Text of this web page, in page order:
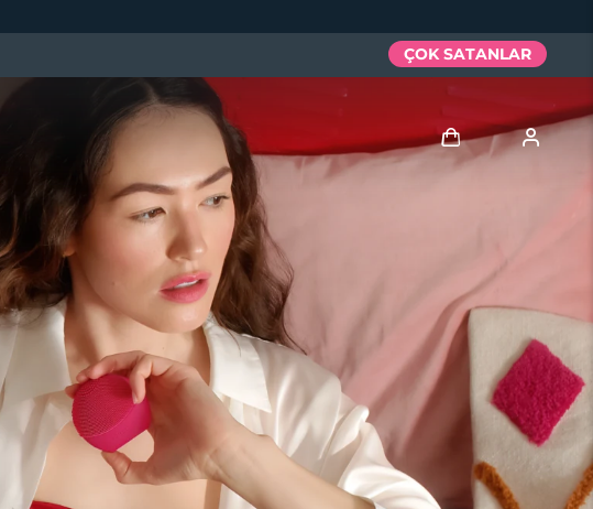
ÇOK SATANLAR
Kullanici profi̇li̇
Cihazlarım
Siparişlerim
Adresim
Aboneliklerim